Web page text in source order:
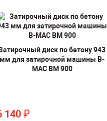
диск по бетону 943
мм для затирочной машины B-
MAC BM 900
140 ₽